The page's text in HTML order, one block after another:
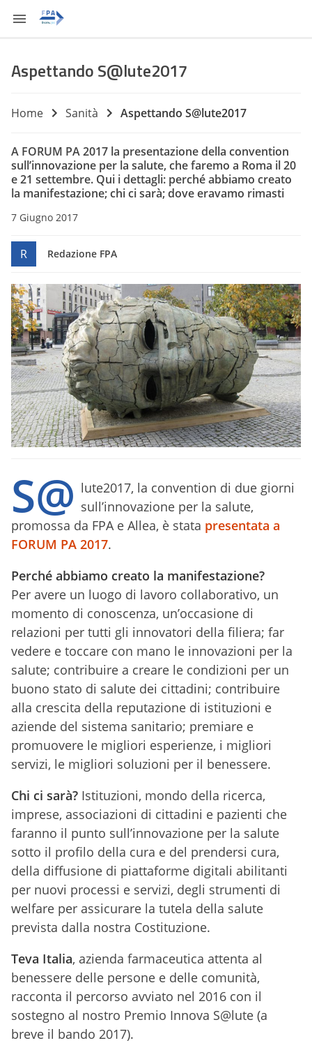
Aspettando S@lute2017
Home Sanità Aspettando S@lute2017
A FORUM PA 2017 la presentazione della convention
sull’innovazione per la salute, che faremo a Roma il 20
e 21 settembre. Qui i dettagli: perché abbiamo creato
la manifestazione; chi ci sarà; dove eravamo rimasti
7 Giugno 2017
R Redazione FPA
S@ lute2017, la convention di due giorni
sull’innovazione per la salute,
promossa da FPA e Allea, è stata presentata a
FORUM PA 2017.
Perché abbiamo creato la manifestazione?
Per avere un luogo di lavoro collaborativo, un
momento di conoscenza, un’occasione di
relazioni per tutti gli innovatori della filiera; far
vedere e toccare con mano le innovazioni per la
salute; contribuire a creare le condizioni per un
buono stato di salute dei cittadini; contribuire
alla crescita della reputazione di istituzioni e
aziende del sistema sanitario; premiare e
promuovere le migliori esperienze, i migliori
servizi, le migliori soluzioni per il benessere.
Chi ci sarà? Istituzioni, mondo della ricerca,
imprese, associazioni di cittadini e pazienti che
faranno il punto sull’innovazione per la salute
sotto il profilo della cura e del prendersi cura,
della diffusione di piattaforme digitali abilitanti
per nuovi processi e servizi, degli strumenti di
welfare per assicurare la tutela della salute
prevista dalla nostra Costituzione.
Teva Italia, azienda farmaceutica attenta al
benessere delle persone e delle comunità,
racconta il percorso avviato nel 2016 con il
sostegno al nostro Premio Innova S@lute (a
breve il bando 2017).